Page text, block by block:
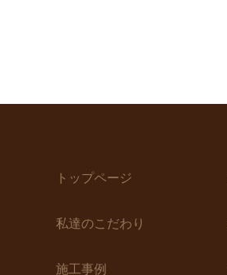
トップページ
私達のこだわり
施工事例